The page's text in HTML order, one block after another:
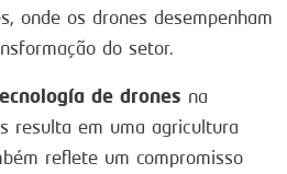
onde os drones desempenham
do setor.
de drones na
resulta em uma agricultura
reflete um compromisso